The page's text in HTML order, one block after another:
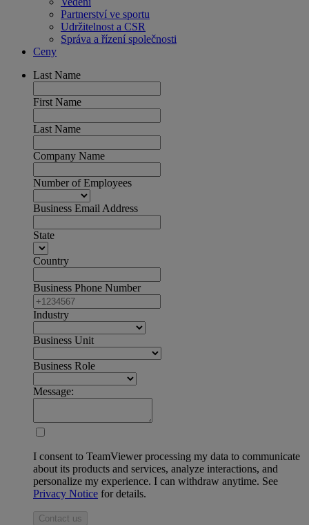
Partnerství ve sportu
Udržitelnost a CSR
Správa a řízení společnosti
Ceny
Last Name
First Name
Last Name
Company Name
Number of Employees
Business Email Address
State
Country
Business Phone Number
Industry
Business Unit
Business Role
Message:
I consent to TeamViewer processing my data to communicate
about its products and services, analyze interactions, and
personalize my experience. I can withdraw anytime. See
Privacy Notice for details.
Contact us